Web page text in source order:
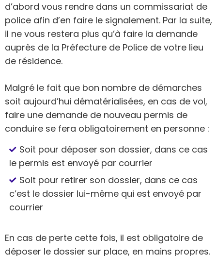
d’abord vous rendre dans un commissariat de
police afin d’en faire le signalement. Par la suite,
il ne vous restera plus qu’à faire la demande
auprès de la Préfecture de Police de votre lieu
de résidence.
Malgré le fait que bon nombre de démarches
soit aujourd’hui dématérialisées, en cas de vol,
faire une demande de nouveau permis de
conduire se fera obligatoirement en personne :
Soit pour déposer son dossier, dans ce cas
le permis est envoyé par courrier
Soit pour retirer son dossier, dans ce cas
c’est le dossier lui-même qui est envoyé par
courrier
En cas de perte cette fois, il est obligatoire de
déposer le dossier sur place, en mains propres.